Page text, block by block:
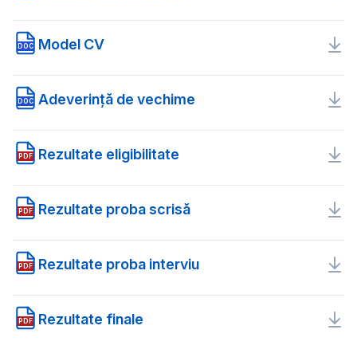
DOC Model CV
DOC Adeverință de vechime
PDF Rezultate eligibilitate
PDF Rezultate proba scrisă
PDF Rezultate proba interviu
PDF Rezultate finale